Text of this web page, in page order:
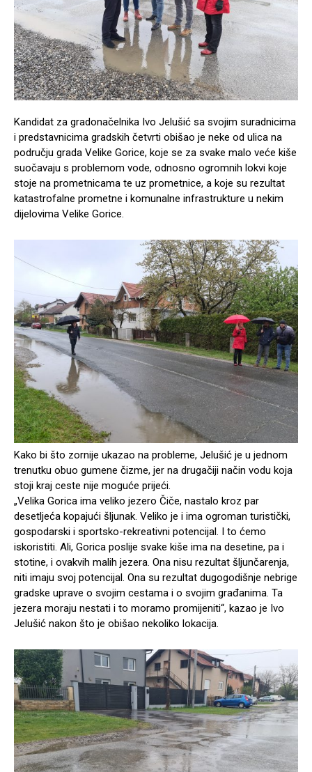
Kandidat za gradonačelnika Ivo Jelušić sa svojim suradnicima
i predstavnicima gradskih četvrti obišao je neke od ulica na
području grada Velike Gorice, koje se za svake malo veće kiše
suočavaju s problemom vode, odnosno ogromnih lokvi koje
stoje na prometnicama te uz prometnice, a koje su rezultat
katastrofalne prometne i komunalne infrastrukture u nekim
dijelovima Velike Gorice.
Kako bi što zornije ukazao na probleme, Jelušić je u jednom
trenutku obuo gumene čizme, jer na drugačiji način vodu koja
stoji kraj ceste nije moguće prijeći.
„Velika Gorica ima veliko jezero Čiče, nastalo kroz par
desetljeća kopajući šljunak. Veliko je i ima ogroman turistički,
gospodarski i sportsko-rekreativni potencijal. I to ćemo
iskoristiti. Ali, Gorica poslije svake kiše ima na desetine, pa i
stotine, i ovakvih malih jezera. Ona nisu rezultat šljunčarenja,
niti imaju svoj potencijal. Ona su rezultat dugogodišnje nebrige
gradske uprave o svojim cestama i o svojim građanima. Ta
jezera moraju nestati i to moramo promijeniti“, kazao je Ivo
Jelušić nakon što je obišao nekoliko lokacija.